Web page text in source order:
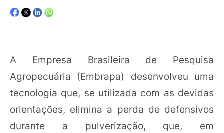
A Empresa Brasileira de Pesquisa
Agropecuária (Embrapa) desenvolveu uma
tecnologia que, se utilizada com as devidas
orientações, elimina a perda de defensivos
durante a pulverização, que, em